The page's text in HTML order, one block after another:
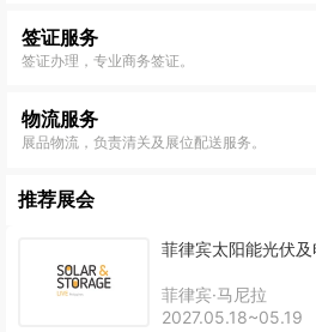
签证服务
签证办理，专业商务签证。
物流服务
展品物流，负责清关及展位配送服务。
推荐展会
菲律宾太阳能光伏
菲律宾·马尼拉
2027.05.18~05.19